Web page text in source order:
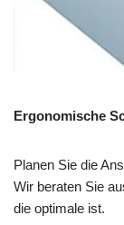
Ergonomische
Planen Sie die
Wir beraten Sie
die optimale ist.